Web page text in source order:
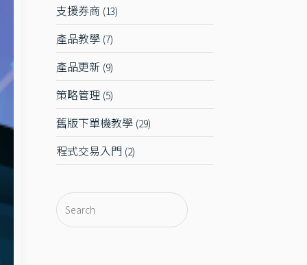
支援券商 13
產品教學 7
產品更新 9
策略管理 5
舊版下單機教學 29
程式交易入門 2